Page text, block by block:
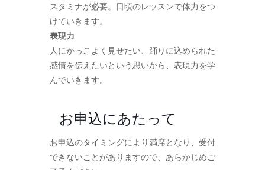
スタミナが必要。日頃のレッスンで体力をつ
けていきます。
表現力
人にかっこよく見せたい、踊りに込められた
感情を伝えたいという思いから、表現力を学
んでいきます。
お申込にあたって
お申込のタイミングにより満席となり、受付
できないことがありますので、あらかじめご